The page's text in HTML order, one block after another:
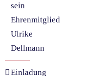
sein
Ehrenmitglied
Ulrike
Dellmann
Einladung